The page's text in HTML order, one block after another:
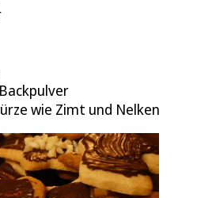
wie Zimt und Nelken